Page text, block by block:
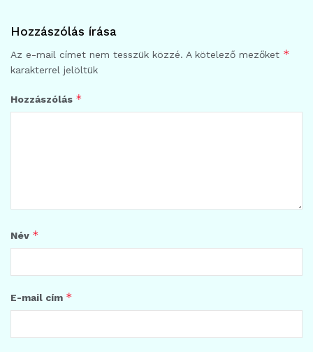
Hozzászólás írása
Az e-mail címet nem tesszük közzé. A kötelező mezőket *
karakterrel jelöltük
Hozzászólás *
Név *
E-mail cím *